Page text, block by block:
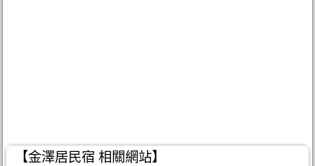
【金澤居民宿 相關網站】